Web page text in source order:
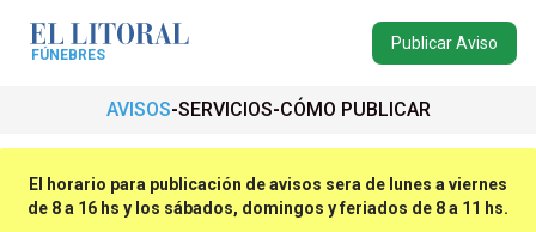
FÚNEBRES
Publicar Aviso
AVISOS SERVICIOS CÓMO PUBLICAR
El horario para publicación de avisos sera de lunes a viernes
de 8 a 16 hs y los sábados, domingos y feriados de 8 a 11 hs.